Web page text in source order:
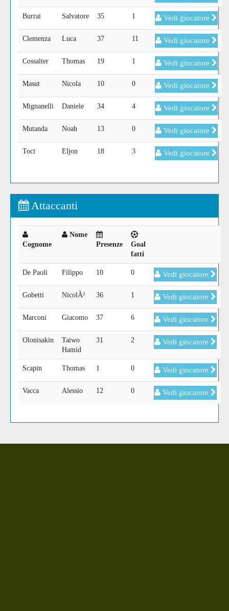
Burrai Salvatore 35 1 Vedi giocatore
Clemenza Luca 37 11 Vedi giocatore
Cossalter Thomas 19 1 Vedi giocatore
Masut Nicola 10 0 Vedi giocatore
Mignanelli Daniele 34 4 Vedi giocatore
Mutanda Noah 13 0 Vedi giocatore
Toci Eljon 18 3 Vedi giocatore
Attaccanti
Cognome
Nome
Presenze
Goal
fatti
De Paoli Filippo 10 0 Vedi giocatore
Gobetti NicolÃ² 36 1 Vedi giocatore
Marconi Giacomo 37 6 Vedi giocatore
Olonisakin
Taiwo
Hamid
31 2 Vedi giocatore
Scapin Thomas 1 0 Vedi giocatore
Vacca Alessio 12 0 Vedi giocatore